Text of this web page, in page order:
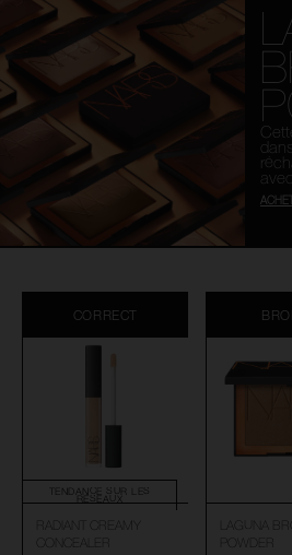
CORRECT
TENDANCE SUR LES
RÉSEAUX
LAGUNA